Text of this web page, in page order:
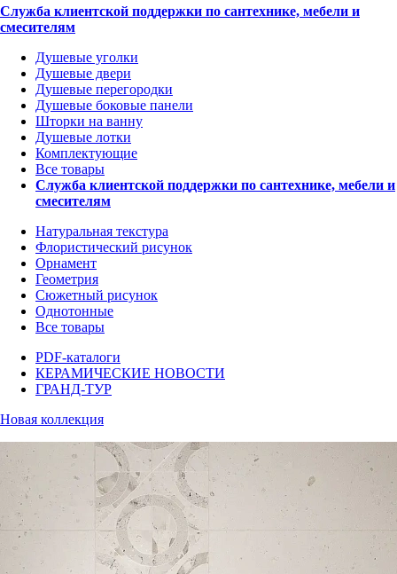
Служба клиентской поддержки по сантехнике, мебели и
смесителям
Душевые уголки
Душевые двери
Душевые перегородки
Душевые боковые панели
Шторки на ванну
Душевые лотки
Комплектующие
Все товары
Служба клиентской поддержки по сантехнике, мебели и
смесителям
Натуральная текстура
Флористический рисунок
Орнамент
Геометрия
Сюжетный рисунок
Однотонные
Все товары
PDF-каталоги
КЕРАМИЧЕСКИЕ НОВОСТИ
ГРАНД-ТУР
Новая коллекция